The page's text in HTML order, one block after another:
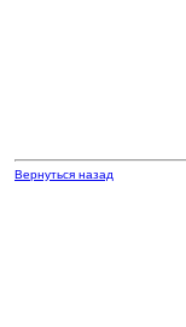
Вернуться назад